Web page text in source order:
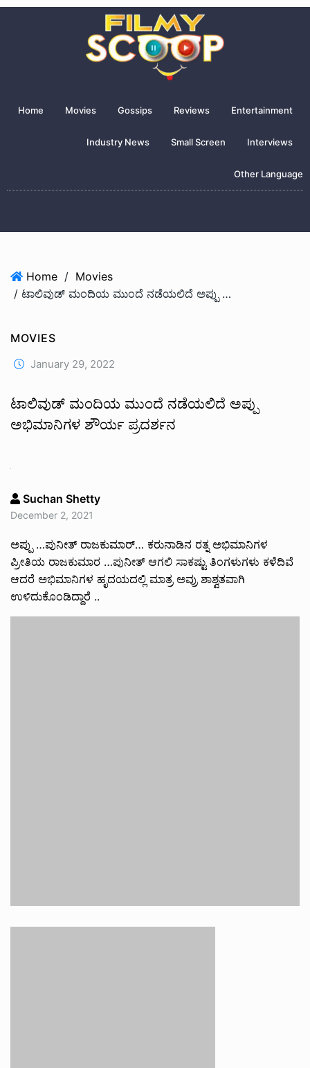
Home Movies Gossips Reviews Entertainment
Industry News Small Screen Interviews
Other Language
Home / Movies
/ ಟಾಲಿವುಡ್ ಮಂದಿಯ ಮುಂದೆ ನಡೆಯಲಿದೆ ಅಪ್ಪು ಅಭಿಮಾನಿಗಳ ಶೌರ್ಯ ಪ್ರದರ್ಶನ
MOVIES
January 29, 2022
ಟಾಲಿವುಡ್ ಮಂದಿಯ ಮುಂದೆ ನಡೆಯಲಿದೆ ಅಪ್ಪು
ಅಭಿಮಾನಿಗಳ ಶೌರ್ಯ ಪ್ರದರ್ಶನ
Suchan Shetty
December 2, 2021
ಅಪ್ಪು …ಪುನೀತ್ ರಾಜಕುಮಾರ್… ಕರುನಾಡಿನ ರತ್ನ ಅಭಿಮಾನಿಗಳ
ಪ್ರೀತಿಯ ರಾಜಕುಮಾರ …ಪುನೀತ್ ಆಗಲಿ ಸಾಕಷ್ಟು ತಿಂಗಳುಗಳು ಕಳೆದಿವೆ
ಆದರೆ ಅಭಿಮಾನಿಗಳ ಹೃದಯದಲ್ಲಿ ಮಾತ್ರ ಅವ್ರು ಶಾಶ್ವತವಾಗಿ
ಉಳಿದುಕೊಂಡಿದ್ದಾರೆ ..